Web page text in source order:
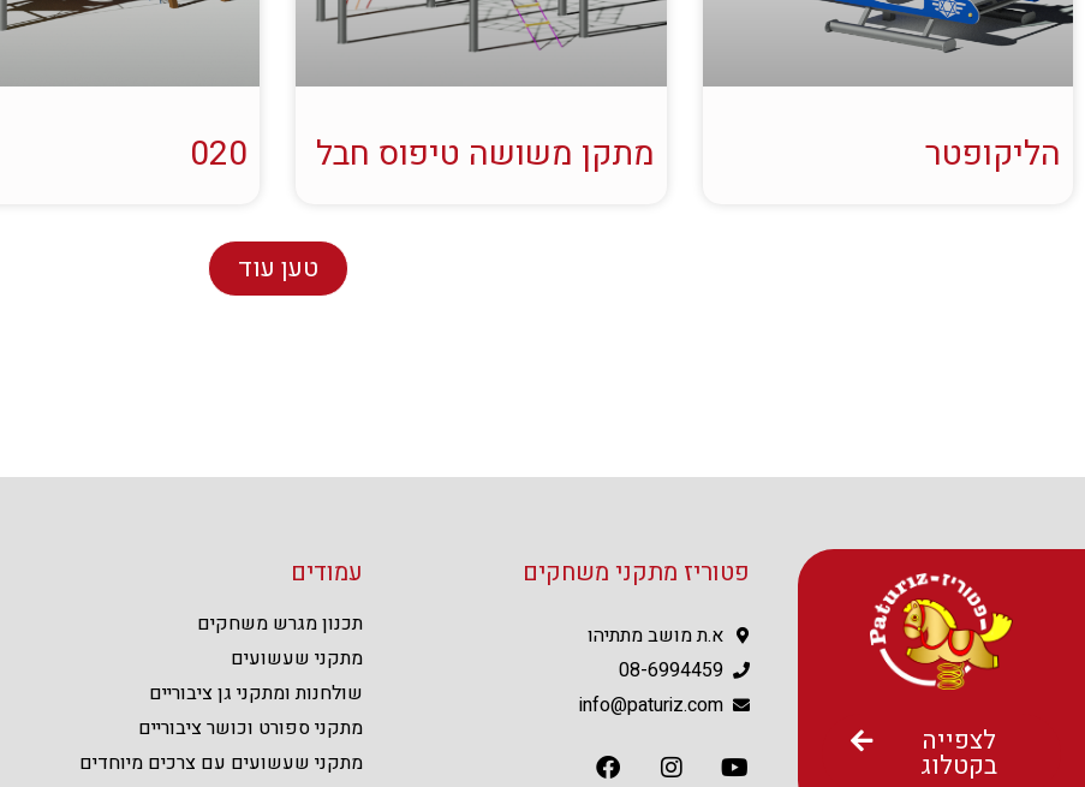
הליקופטר מתקן משושה טיפוס חבל 020
טען עוד
לצפייה
בקטלוג
פטוריז מתקני משחקים
א.ת מושב מתתיהו
08-6994459
info@paturiz.com
עמודים
תכנון מגרש משחקים
מתקני שעשועים
שולחנות ומתקני גן ציבוריים
מתקני ספורט וכושר ציבוריים
מתקני שעשועים עם צרכים מיוחדים